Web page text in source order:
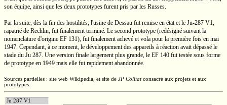
son équipe, ainsi que les deux prototypes furent pris par les Russes.
Par la suite, dès la fin des hostilités, l'usine de Dessau fut remise en état et le Ju-287 V1,
rapatrié de Rechlin, fut finalement terminé. Le second prototype (redésigné suivant la
nomenclature d'origine EF 131), fut finalement achevé et vola pour la première fois en mai
1947. Cependant, à ce moment, le développement des appareils à réaction avait dépassé le
stade du Ju 287. Une version finale largement plus grande, le EF 140 fut testée sous forme
de prototype en 1949 mais elle fut rapidement abandonnée.
Sources partielles : site web Wikipedia, et site de JP Colliatconsacré aux projets et aux
prototypes.
Ju 287 V1